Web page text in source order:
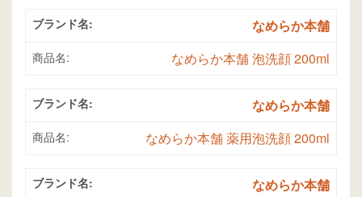
ブランド名: なめらか本舗
商品名: なめらか本舗 泡洗顔 200ml
ブランド名: なめらか本舗
商品名: なめらか本舗 薬用泡洗顔 200ml
ブランド名: なめらか本舗